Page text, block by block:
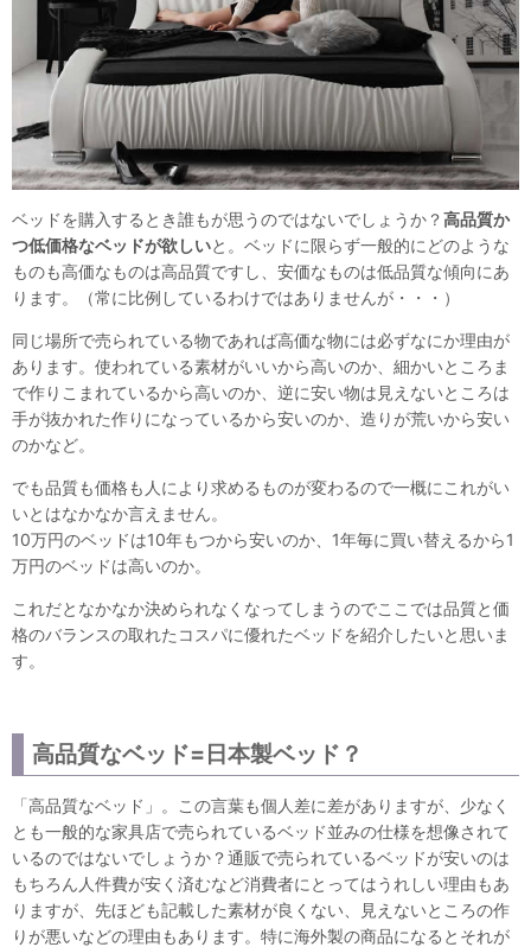
ベッドを購入するとき誰もが思うのではないでしょうか？高品質か
つ低価格なベッドが欲しいと。ベッドに限らず一般的にどのような
ものも高価なものは高品質ですし、安価なものは低品質な傾向にあ
ります。（常に比例しているわけではありませんが・・・）
同じ場所で売られている物であれば高価な物には必ずなにか理由が
あります。使われている素材がいいから高いのか、細かいところま
で作りこまれているから高いのか、逆に安い物は見えないところは
手が抜かれた作りになっているから安いのか、造りが荒いから安い
のかなど。
でも品質も価格も人により求めるものが変わるので一概にこれがい
いとはなかなか言えません。
10万円のベッドは10年もつから安いのか、1年毎に買い替えるから1
万円のベッドは高いのか。
これだとなかなか決められなくなってしまうのでここでは品質と価
格のバランスの取れたコスパに優れたベッドを紹介したいと思いま
す。
高品質なベッド=日本製ベッド？
「高品質なベッド」。この言葉も個人差に差がありますが、少なく
とも一般的な家具店で売られているベッド並みの仕様を想像されて
いるのではないでしょうか？通販で売られているベッドが安いのは
もちろん人件費が安く済むなど消費者にとってはうれしい理由もあ
りますが、先ほども記載した素材が良くない、見えないところの作
りが悪いなどの理由もあります。特に海外製の商品になるとそれが